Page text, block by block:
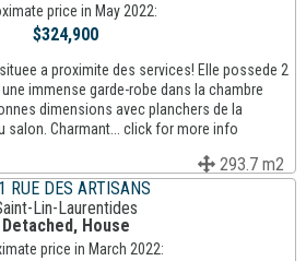
price in May 2022:
$324,900
a proximite des services! Elle possede 2
immense garde-robe dans la chambre
dimensions avec planchers de la
salon. Charmant... click for more info
293.7 m2
RUE DES ARTISANS
Lin-Laurentides
Detached, House
price in March 2022: